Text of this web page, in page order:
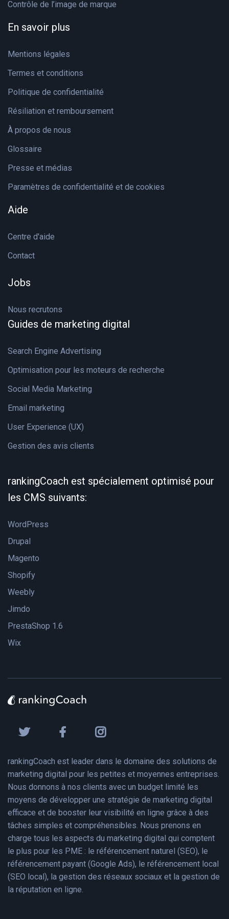
Contrôle de l’image de marque
En savoir plus
Mentions légales
Termes et conditions
Politique de confidentialité
Résiliation et remboursement
À propos de nous
Glossaire
Presse et médias
Paramètres de confidentialité et de cookies
Aide
Centre d'aide
Contact
Jobs
Nous recrutons
Guides de marketing digital
Search Engine Advertising
Optimisation pour les moteurs de recherche
Social Media Marketing
Email marketing
User Experience (UX)
Gestion des avis clients
rankingCoach est spécialement optimisé pour
les CMS suivants:
WordPress
Drupal
Magento
Shopify
Weebly
Jimdo
PrestaShop 1.6
Wix
rankingCoach est leader dans le domaine des solutions de
marketing digital pour les petites et moyennes entreprises.
Nous donnons à nos clients avec un budget limité les
moyens de développer une stratégie de marketing digital
efficace et de booster leur visibilité en ligne grâce à des
tâches simples et compréhensibles. Nous prenons en
charge tous les aspects du marketing digital qui comptent
le plus pour les PME : le référencement naturel (SEO), le
référencement payant (Google Ads), le référencement local
(SEO local), la gestion des réseaux sociaux et la gestion de
la réputation en ligne.